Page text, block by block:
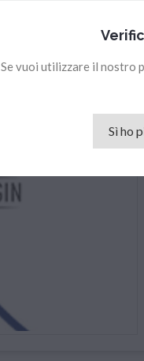
Se vuoi utilizzare il nostro
Sì ho